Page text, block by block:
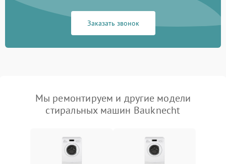
Заказать звонок
Мы ремонтируем и другие модели
стиральных машин Bauknecht